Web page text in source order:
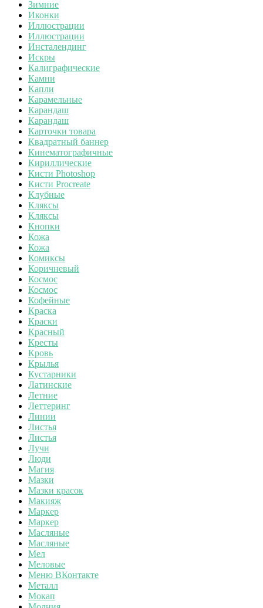
Зимние
Иконки
Иллюстрации
Иллюстрации
Инсталендинг
Искры
Калиграфические
Камни
Капли
Карамельные
Карандаш
Карандаш
Карточки товара
Квадратный баннер
Кинематографичные
Кириллические
Кисти Photoshop
Кисти Procreate
Клубные
Кляксы
Кляксы
Кнопки
Кожа
Кожа
Комиксы
Коричневый
Космос
Космос
Кофейные
Краска
Краски
Красный
Кресты
Кровь
Крылья
Кустарники
Латинские
Летние
Леттеринг
Линии
Листья
Листья
Лучи
Люди
Магия
Мазки
Мазки красок
Макияж
Маркер
Маркер
Масляные
Масляные
Мел
Меловые
Меню ВКонтакте
Металл
Мокап